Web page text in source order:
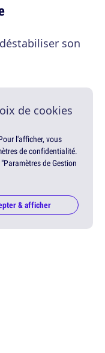
son
de cookies
l'afficher, vous
de confidentialité.
de Gestion
& afficher